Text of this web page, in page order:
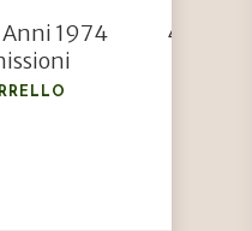
1974
4773